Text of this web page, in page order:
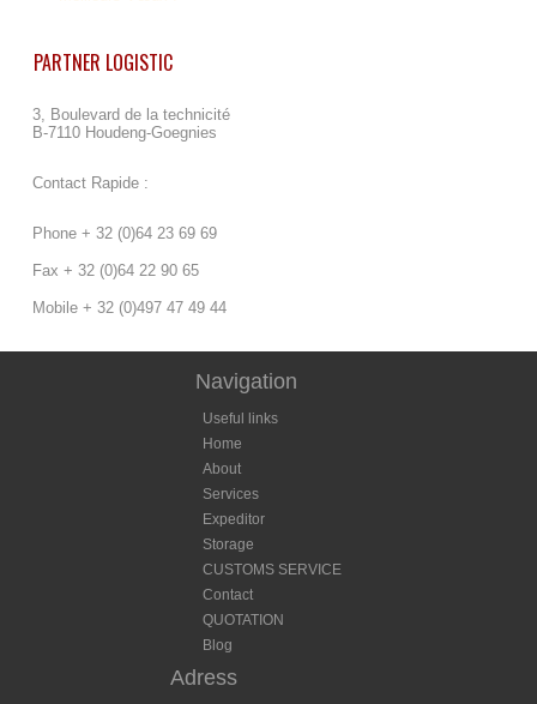
PARTNER LOGISTIC
3, Boulevard de la technicité
B-7110 Houdeng-Goegnies
Contact Rapide :
Phone + 32 (0)64 23 69 69
Fax + 32 (0)64 22 90 65
Mobile + 32 (0)497 47 49 44
Navigation
Useful links
Home
About
Services
Expeditor
Storage
CUSTOMS SERVICE
Contact
QUOTATION
Blog
Adress